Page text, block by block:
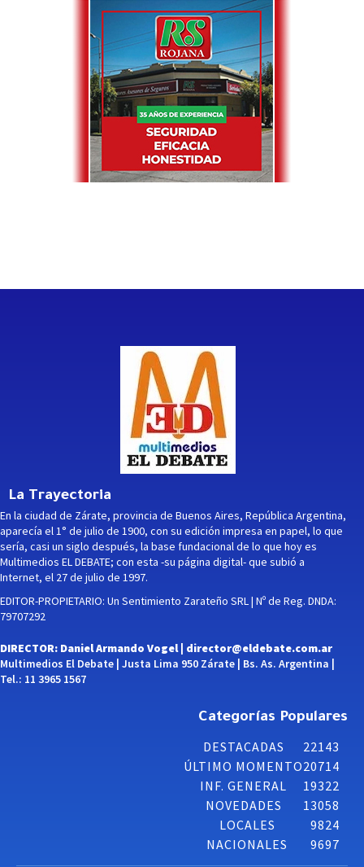
La Trayectoria
En la ciudad de Zárate, provincia de Buenos Aires, República Argentina,
aparecía el 1° de julio de 1900, con su edición impresa en papel, lo que
sería, casi un siglo después, la base fundacional de lo que hoy es
Multimedios EL DEBATE; con esta -su página digital- que subió a
Internet, el 27 de julio de 1997.
EDITOR-PROPIETARIO: Un Sentimiento Zarateño SRL | Nº de Reg. DNDA:
79707292
DIRECTOR: Daniel Armando Vogel | director@eldebate.com.ar
Multimedios El Debate | Justa Lima 950 Zárate | Bs. As. Argentina |
Tel.: 11 3965 1567
Categorías Populares
DESTACADAS
22143
ÚLTIMO MOMENTO20714
INF. GENERAL
19322
NOVEDADES
13058
LOCALES
9824
NACIONALES
9697